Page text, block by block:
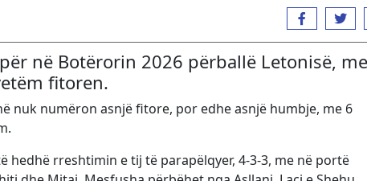
në Botërorin 2026 përballë Letonisë, me
fitoren.
nuk numëron asnjë fitore, por edhe asnjë humbje, me 6
hedhë rreshtimin e tij të parapëlqyer, 4-3-3, me në portë